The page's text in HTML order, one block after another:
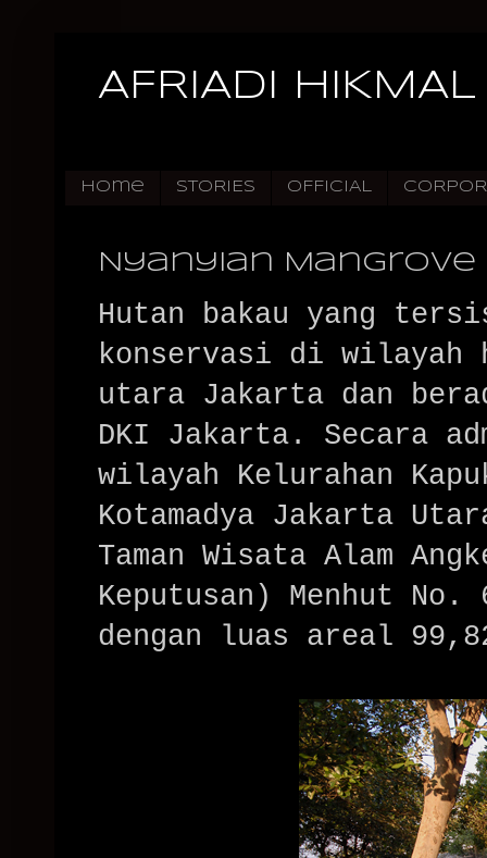
AFRIADI HIKMAL
Home STORIES OFFICIAL
Nyanyian Mangrove
Hutan bakau yang
konservasi di wilayah
utara Jakarta dan
DKI Jakarta. Secara
wilayah Kelurahan
Kotamadya Jakarta
Taman Wisata Alam
Keputusan) Menhut
dengan luas areal